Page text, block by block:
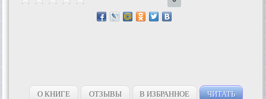
О КНИГЕ ОТЗЫВЫ В ИЗБРАННОЕ ЧИТАТЬ